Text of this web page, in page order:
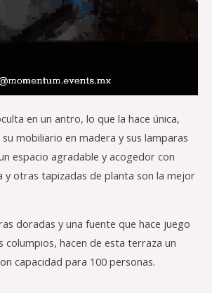
en un antro, lo que la hace única,
mobiliario en madera y sus lamparas
espacio agradable y acogedor con
y otras tapizadas de planta son la mejor
doradas y una fuente que hace juego
columpios, hacen de esta terraza un
capacidad para 100 personas.